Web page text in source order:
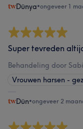
Dünya•ongeveer 1
Super tevreden
Behandeling door
Vrouwen harsen -
Dün•ongeveer 2